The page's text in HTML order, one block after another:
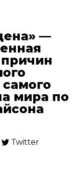
—
мира по
Twitter